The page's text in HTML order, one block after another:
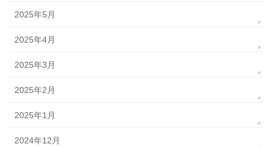
2025年5月
2025年4月
2025年3月
2025年2月
2025年1月
2024年12月